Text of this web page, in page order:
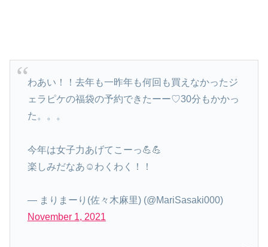
わあい！！去年も一昨年も何回も買えなかったジ
ェラピケの福袋の予約できたーー♡30分もかかっ
た。。。
今年は女子力あげてこーっ💪💪
楽しみだなあ☺️わくわく！！
— まりまーり(佐々木麻里) (@MariSasaki000)
November 1, 2021